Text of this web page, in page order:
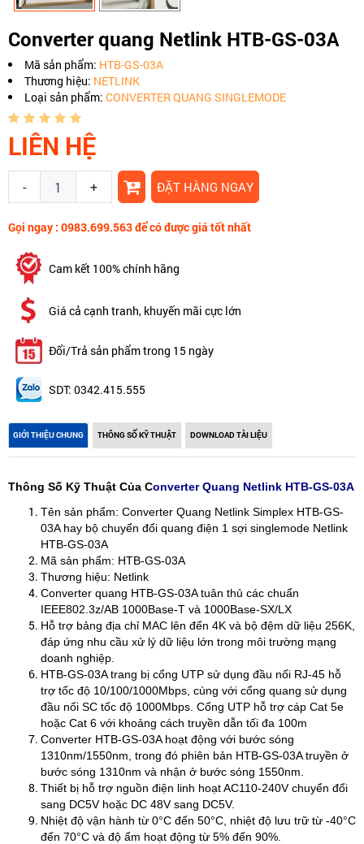
Converter quang Netlink HTB-GS-03A
Mã sản phẩm: HTB-GS-03A
Thương hiệu: NETLINK
Loại sản phẩm: CONVERTER QUANG SINGLEMODE
LIÊN HỆ
- + ĐẶT HÀNG NGAY
Gọi ngay : 0983.699.563 để có được giá tốt nhất
Cam kết 100% chính hãng
Giá cả cạnh tranh, khuyến mãi cực lớn
Đổi/Trả sản phẩm trong 15 ngày
SDT: 0342.415.555
GIỚI THIỆU CHUNG THÔNG SỐ KỸ THUẬT DOWNLOAD TÀI LIỆU
Thông Số Kỹ Thuật Của Converter Quang Netlink HTB-GS-03A
Tên sản phẩm: Converter Quang Netlink Simplex HTB-GS-
03A hay bộ chuyển đổi quang điện 1 sợi singlemode Netlink
HTB-GS-03A
Mã sản phẩm: HTB-GS-03A
Thương hiệu: Netlink
Converter quang HTB-GS-03A tuân thủ các chuẩn
IEEE802.3z/AB 1000Base-T và 1000Base-SX/LX
Hỗ trợ bảng địa chỉ MAC lên đến 4K và bộ đệm dữ liệu 256K,
đáp ứng nhu cầu xử lý dữ liệu lớn trong môi trường mạng
doanh nghiệp.
HTB-GS-03A trang bị cổng UTP sử dụng đầu nối RJ-45 hỗ
trợ tốc độ 10/100/1000Mbps, cùng với cổng quang sử dụng
đầu nối SC tốc độ 1000Mbps. Cổng UTP hỗ trợ cáp Cat 5e
hoặc Cat 6 với khoảng cách truyền dẫn tối đa 100m
Converter HTB-GS-03A hoạt động với bước sóng
1310nm/1550nm, trong đó phiên bản HTB-GS-03A truyền ở
bước sóng 1310nm và nhận ở bước sóng 1550nm.
Thiết bị hỗ trợ nguồn điện linh hoạt AC110-240V chuyển đổi
sang DC5V hoặc DC 48V sang DC5V.
Nhiệt độ vận hành từ 0°C đến 50°C, nhiệt độ lưu trữ từ -40°C
đến 70°C và độ ẩm hoạt động từ 5% đến 90%.